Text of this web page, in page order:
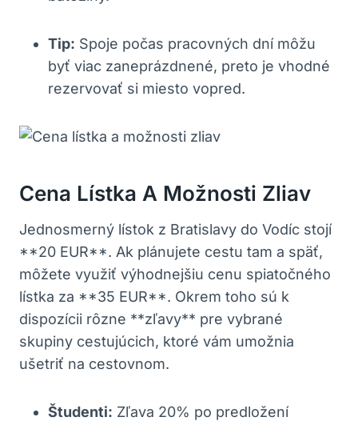
Tip: Spoje počas pracovných dní môžu
byť viac zaneprázdnené, preto je vhodné
rezervovať si miesto vopred.
Cena Lístka A Možnosti Zliav
Jednosmerný lístok z Bratislavy do Vodíc stojí
**20 EUR**. Ak plánujete cestu tam a späť,
môžete využiť výhodnejšiu cenu spiatočného
lístka za **35 EUR**. Okrem toho sú k
dispozícii rôzne **zľavy** pre vybrané
skupiny cestujúcich, ktoré vám umožnia
ušetriť na cestovnom.
Študenti: Zľava 20% po predložení